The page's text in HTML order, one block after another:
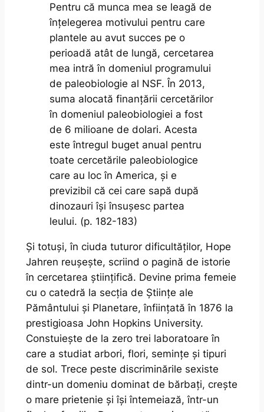
Pentru că munca mea se leagă de
înțelegerea motivului pentru care
plantele au avut succes pe o
perioadă atât de lungă, cercetarea
mea intră în domeniul programului
de paleobiologie al NSF. În 2013,
suma alocată finanțării cercetărilor
în domeniul paleobiologiei a fost
de 6 milioane de dolari. Acesta
este întregul buget anual pentru
toate cercetările paleobiologice
care au loc în America, și e
previzibil că cei care sapă după
dinozauri își însușesc partea
leului. (p. 182-183)
Și totuși, în ciuda tuturor dificultăților, Hope
Jahren reușește, scriind o pagină de istorie
în cercetarea științifică. Devine prima femeie
cu o catedră la secția de Științe ale
Pământului și Planetare, înființată în 1876 la
prestigioasa John Hopkins University.
Constuiește de la zero trei laboratoare în
care a studiat arbori, flori, semințe și tipuri
de sol. Trece peste discriminările sexiste
dintr-un domeniu dominat de bărbați, crește
o mare prietenie și își întemeiază, într-un